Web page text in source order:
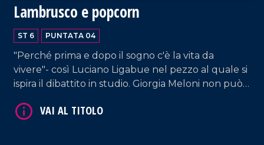
Lambrusco e popcorn
ST 6 PUNTATA 04
"Perché prima e dopo il sogno c'è la vita da
vivere"- così Luciano Ligabue nel pezzo al quale si
ispira il dibattito in studio. Giorgia Meloni non può
Romagna e Umbria.